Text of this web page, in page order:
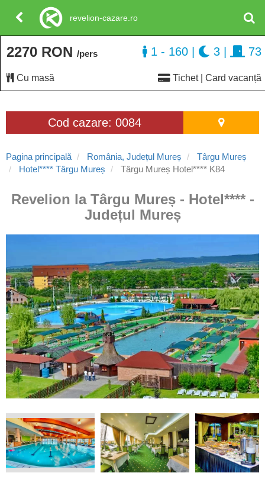
Cod cazare: 0084
Pagina principală România, Județul Mureș
Târgu Mureș
Hotel**** Târgu Mureș
Târgu Mureș Hotel**** K84
Revelion la Târgu Mureș - Hotel**** -
Județul Mureș
2270 RON /pers
Cu masă Tichet | Card vacanță
1 - 160 3 73
revelion-cazare.ro